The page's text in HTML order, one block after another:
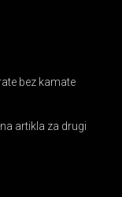
bez kamate
artikla za drugi